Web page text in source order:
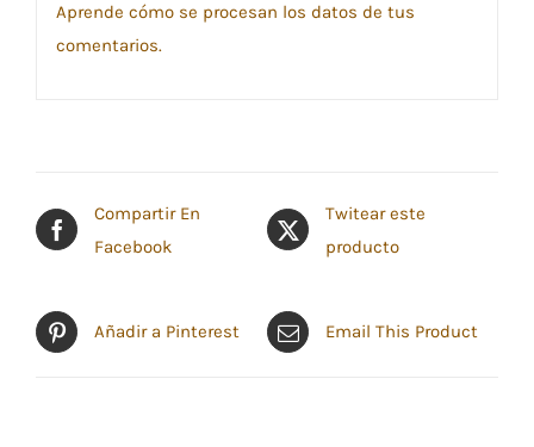
Aprende cómo se procesan los datos de tus
comentarios.
Compartir En
Facebook
Twitear este
producto
Añadir a Pinterest Email This Product